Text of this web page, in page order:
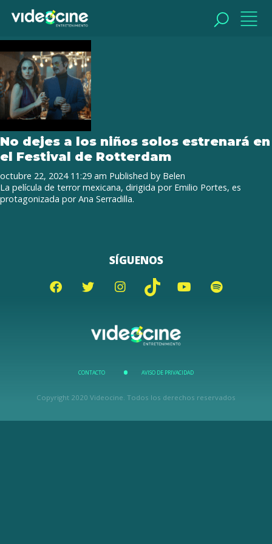
Tag Archive: Belzebuth
reconocimiento
No dejes a los niños solos estrenará en
el Festival de Rotterdam
octubre 22, 2024 11:29 am Published by Belen
La película de terror mexicana, dirigida por Emilio Portes, es
protagonizada por Ana Serradilla.
SÍGUENOS
CONTACTO AVISO DE PRIVACIDAD
Copyright 2020 Videocine. Todos los derechos reservados